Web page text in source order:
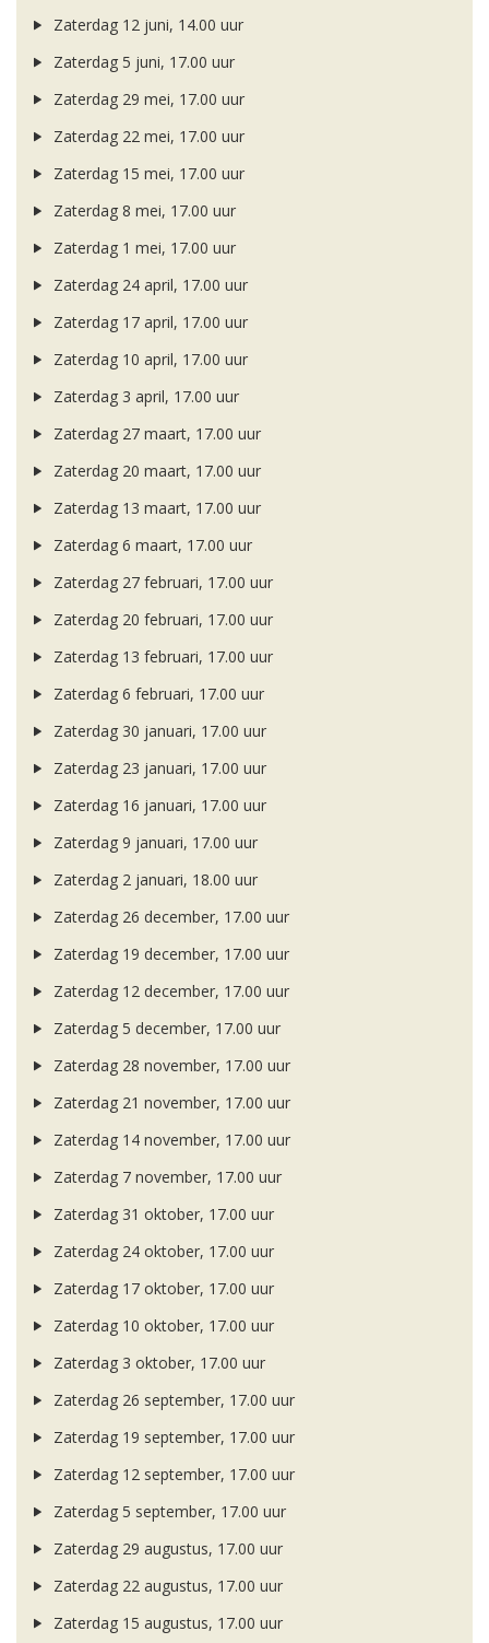
Zaterdag 12 juni, 14.00 uur
Zaterdag 5 juni, 17.00 uur
Zaterdag 29 mei, 17.00 uur
Zaterdag 22 mei, 17.00 uur
Zaterdag 15 mei, 17.00 uur
Zaterdag 8 mei, 17.00 uur
Zaterdag 1 mei, 17.00 uur
Zaterdag 24 april, 17.00 uur
Zaterdag 17 april, 17.00 uur
Zaterdag 10 april, 17.00 uur
Zaterdag 3 april, 17.00 uur
Zaterdag 27 maart, 17.00 uur
Zaterdag 20 maart, 17.00 uur
Zaterdag 13 maart, 17.00 uur
Zaterdag 6 maart, 17.00 uur
Zaterdag 27 februari, 17.00 uur
Zaterdag 20 februari, 17.00 uur
Zaterdag 13 februari, 17.00 uur
Zaterdag 6 februari, 17.00 uur
Zaterdag 30 januari, 17.00 uur
Zaterdag 23 januari, 17.00 uur
Zaterdag 16 januari, 17.00 uur
Zaterdag 9 januari, 17.00 uur
Zaterdag 2 januari, 18.00 uur
Zaterdag 26 december, 17.00 uur
Zaterdag 19 december, 17.00 uur
Zaterdag 12 december, 17.00 uur
Zaterdag 5 december, 17.00 uur
Zaterdag 28 november, 17.00 uur
Zaterdag 21 november, 17.00 uur
Zaterdag 14 november, 17.00 uur
Zaterdag 7 november, 17.00 uur
Zaterdag 31 oktober, 17.00 uur
Zaterdag 24 oktober, 17.00 uur
Zaterdag 17 oktober, 17.00 uur
Zaterdag 10 oktober, 17.00 uur
Zaterdag 3 oktober, 17.00 uur
Zaterdag 26 september, 17.00 uur
Zaterdag 19 september, 17.00 uur
Zaterdag 12 september, 17.00 uur
Zaterdag 5 september, 17.00 uur
Zaterdag 29 augustus, 17.00 uur
Zaterdag 22 augustus, 17.00 uur
Zaterdag 15 augustus, 17.00 uur